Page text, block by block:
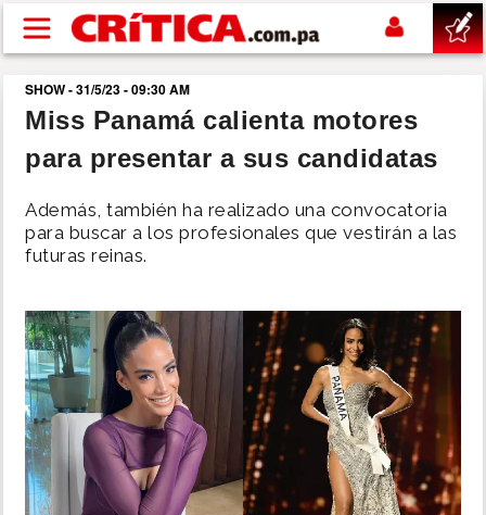
Pasar al contenido principal
buscar
SUCESOS
NACIONAL
SHOW
DEPORTES
MUNDO
SHOW - 31/5/23 - 09:30 AM
Miss Panamá calienta motores
para presentar a sus candidatas
Además, también ha realizado una convocatoria
para buscar a los profesionales que vestirán a las
futuras reinas.